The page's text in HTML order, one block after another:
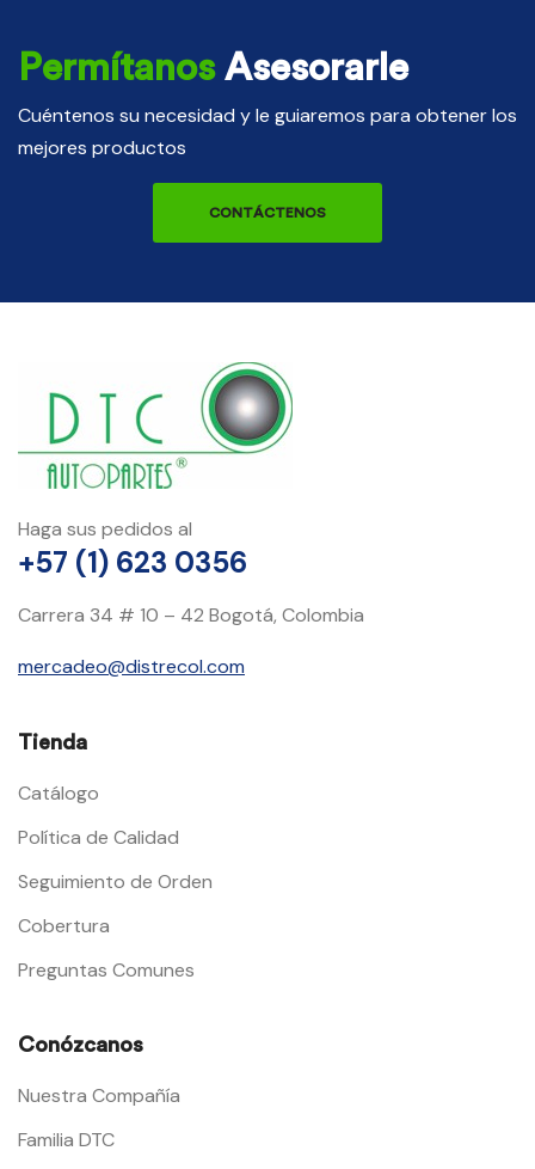
PermítanosAsesorarle
Cuéntenos su necesidad y le guiaremos para obtener los
mejores productos
CONTÁCTENOS
Haga sus pedidos al
+57 (1) 623 0356
Carrera 34 # 10 – 42 Bogotá, Colombia
mercadeo@distrecol.com
Tienda
Catálogo
Política de Calidad
Seguimiento de Orden
Cobertura
Preguntas Comunes
Conózcanos
Nuestra Compañía
Familia DTC